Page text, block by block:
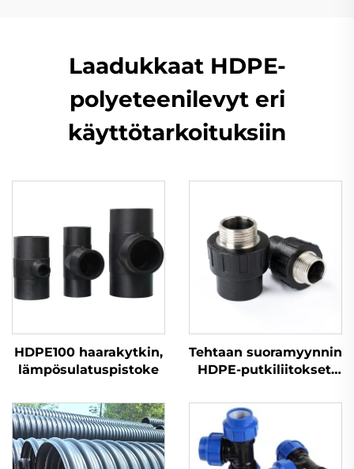
Laadukkaat HDPE-
polyeteenilevyt eri
käyttötarkoituksiin
HDPE100 haarakytkin,
lämpösulatuspistoke
Tehtaan suoramyynnin
HDPE-putkiliitokset,